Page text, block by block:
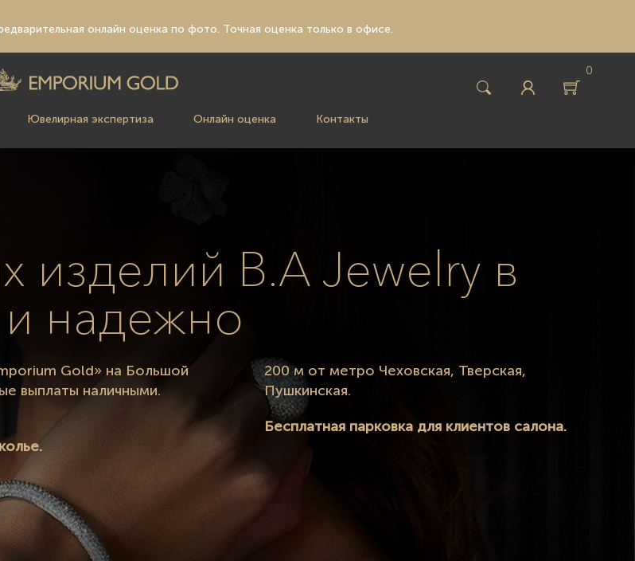
онлайн оценка по фото. Точная оценка только в офисе.
0
Ювелирная экспертиза Онлайн оценка Контакты
изделий B.A Jewelry в
надежно
Gold» на Большой
выплаты наличными.
200 м от метро Чеховская, Тверская,
Пушкинская.
Бесплатная парковка для клиентов салона.